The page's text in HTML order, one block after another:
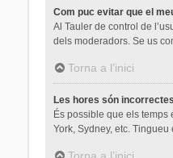
Com puc evitar que el
Al Tauler de control de
dels moderadors. Se us
Torna a l’inici
Les hores són
És possible que els
York, Sydney, etc.